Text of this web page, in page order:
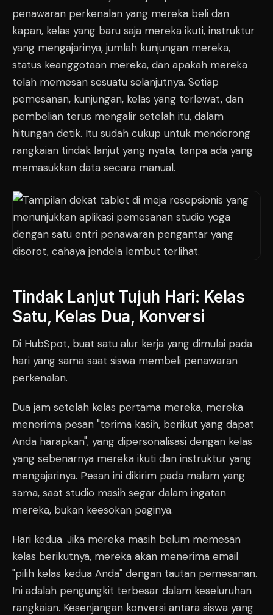
penawaran perkenalan yang mereka beli dan
kapan, kelas yang baru saja mereka ikuti, instruktur
yang mengajarinya, jumlah kunjungan mereka,
status keanggotaan mereka, dan apakah mereka
telah memesan sesuatu selanjutnya. Setiap
pemesanan, kunjungan, kelas yang terlewat, dan
pembelian terus mengalir setelah itu, dalam
hitungan detik. Itu sudah cukup untuk mendorong
rangkaian tindak lanjut yang nyata, tanpa ada yang
memasukkan data secara manual.
Tindak Lanjut Tujuh Hari: Kelas
Satu, Kelas Dua, Konversi
Di HubSpot, buat satu alur kerja yang dimulai pada
hari yang sama saat siswa membeli penawaran
perkenalan.
Dua jam setelah kelas pertama mereka, mereka
menerima pesan "terima kasih, berikut yang dapat
Anda harapkan", yang dipersonalisasi dengan kelas
yang sebenarnya mereka ikuti dan instruktur yang
mengajarinya. Pesan ini dikirim pada malam yang
sama, saat studio masih segar dalam ingatan
mereka, bukan keesokan paginya.
Hari kedua. Jika mereka masih belum memesan
kelas berikutnya, mereka akan menerima email
"pilih kelas kedua Anda" dengan tautan pemesanan.
Ini adalah pengungkit terbesar dalam keseluruhan
rangkaian. Kesenjangan konversi antara siswa yang